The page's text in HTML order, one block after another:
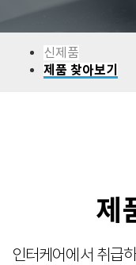
신제품
제품 찾아보기
제
인터케어에서 취급